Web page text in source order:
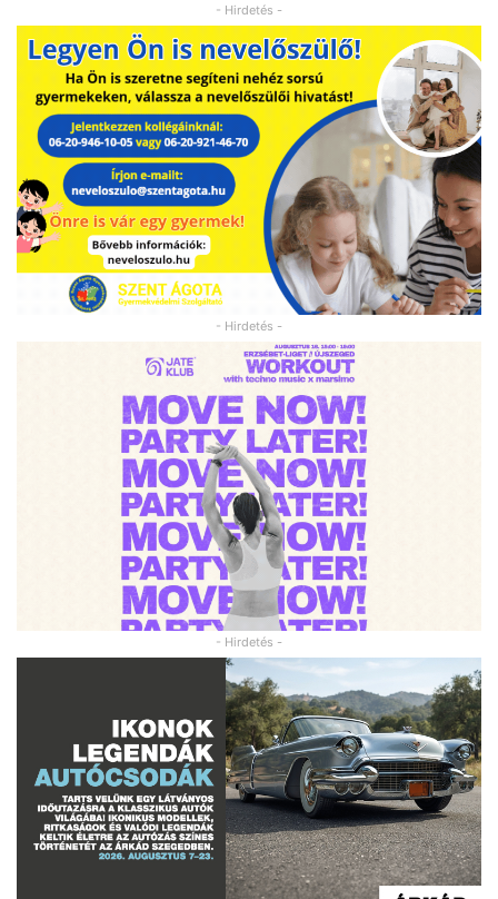
- Hirdetés -
- Hirdetés -
- Hirdetés -